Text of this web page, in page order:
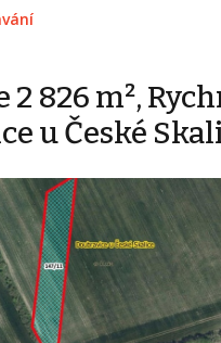
2 826 m²,
u České